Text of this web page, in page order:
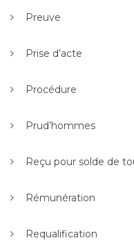
Preuve
Prise d’acte
Procédure
Prud’hommes
Reçu pour solde de
Rémunération
Requalification